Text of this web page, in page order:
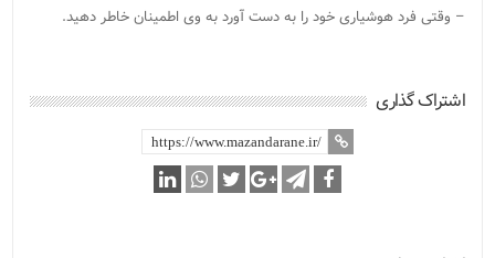
– وقتی فرد هوشیاری خود را به دست آورد به وی اطمینان خاطر دهید.
اشتراک گذاری